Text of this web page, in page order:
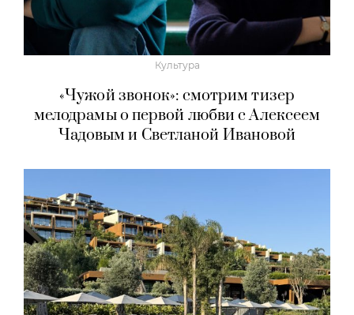
Культура
«Чужой звонок»: смотрим тизер
мелодрамы о первой любви с Алексеем
Чадовым и Светланой Ивановой